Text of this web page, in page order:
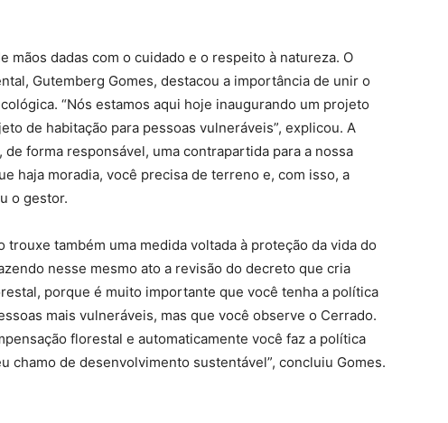
mãos dadas com o cuidado e o respeito à natureza. O
Gutemberg Gomes, destacou a importância de unir o
“Nós estamos aqui hoje inaugurando um projeto
de habitação para pessoas vulneráveis”, explicou. A
forma responsável, uma contrapartida para a nossa
haja moradia, você precisa de terreno e, com isso, a
o gestor.
também uma medida voltada à proteção da vida do
nesse mesmo ato a revisão do decreto que cria
porque é muito importante que você tenha a política
mais vulneráveis, mas que você observe o Cerrado.
florestal e automaticamente você faz a política
chamo de desenvolvimento sustentável”, concluiu Gomes.